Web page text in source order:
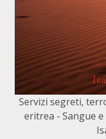
Servizi segreti,
eritrea - Sangue